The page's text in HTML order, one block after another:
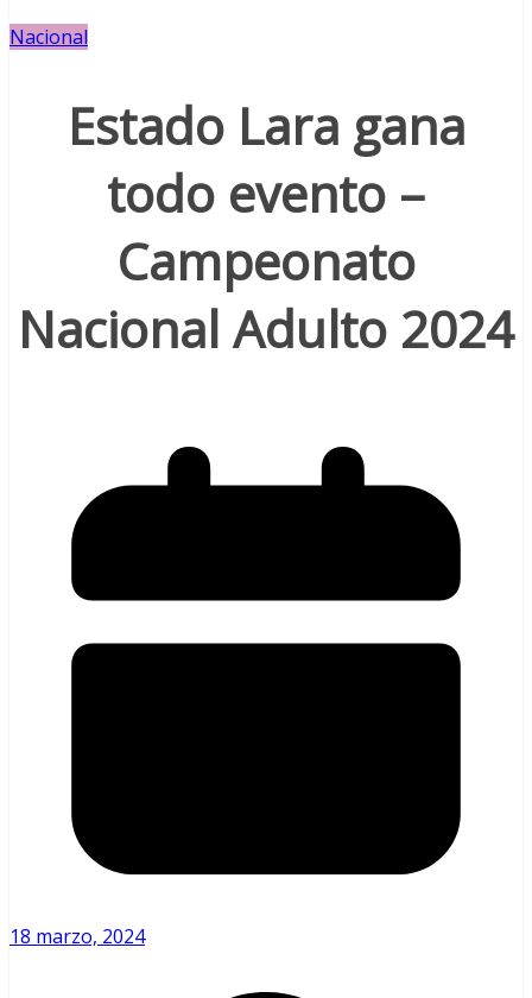
Nacional
Estado Lara gana
todo evento –
Campeonato
Nacional Adulto 2024
18 marzo, 2024